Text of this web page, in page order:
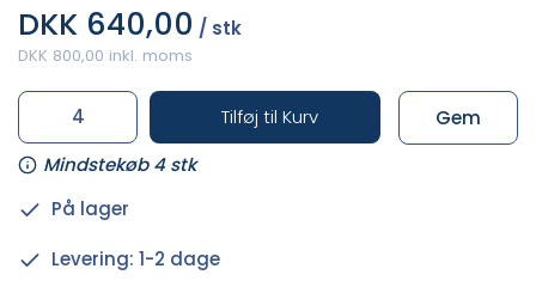
DKK 640,00 / stk
DKK 800,00 inkl. moms
Tilføj til Kurv
Mindstekøb 4 stk
Gem
På lager
Levering: 1-2 dage